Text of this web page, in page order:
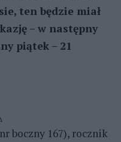
ten będzie miał
– w następny
piątek – 21
boczny 167), rocznik